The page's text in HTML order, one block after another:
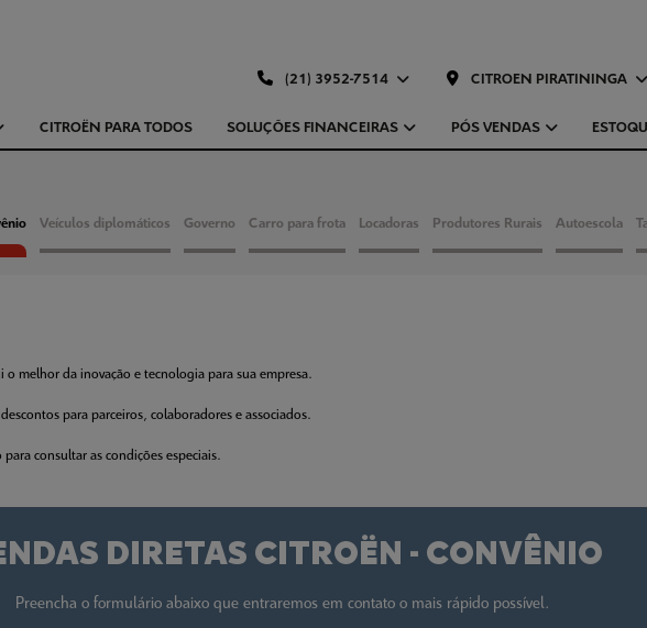
(21) 3952-7514 CITROEN PIRATININGA
CITROËN PARA TODOS SOLUÇÕES FINANCEIRAS PÓS VENDAS
Veículos diplomáticos Governo Carro para frota Locadoras Produtores Rurais Autoescola
melhor da inovação e tecnologia para sua empresa.
para parceiros, colaboradores e associados.
consultar as condições especiais.
DIRETAS CITROËN - CONVÊNIO
Preencha o formulário abaixo que entraremos em contato o mais rápido possível.